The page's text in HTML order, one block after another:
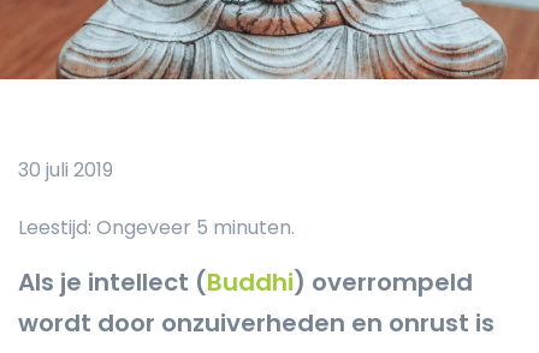
30 juli 2019
Als je intellect (Buddhi) overrompeld
wordt door onzuiverheden en onrust is